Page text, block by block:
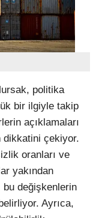
politika
bir ilgiyle takip
açıklamaları
dikkatini çekiyor.
oranları ve
yakından
bu değişkenlerin
Ayrıca,